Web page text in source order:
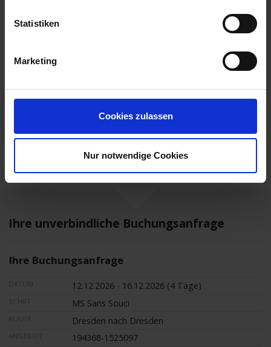
Statistiken
Marketing
Cookies zulassen
Nur notwendige Cookies
Extras buchen
Mobilität
Ihre unverbindliche Buchungsanfrage
Ihre Buchungsanfrage
12.12.2026 - 16.12.2026 (4 Tage)
MS Sans Souci
Dresden nach Dresden
194368-1525097